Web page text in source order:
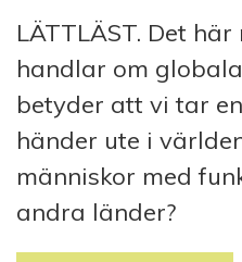
LÄTTLÄST. Det
handlar om
betyder att vi tar
händer ute i
människor med
andra länder?